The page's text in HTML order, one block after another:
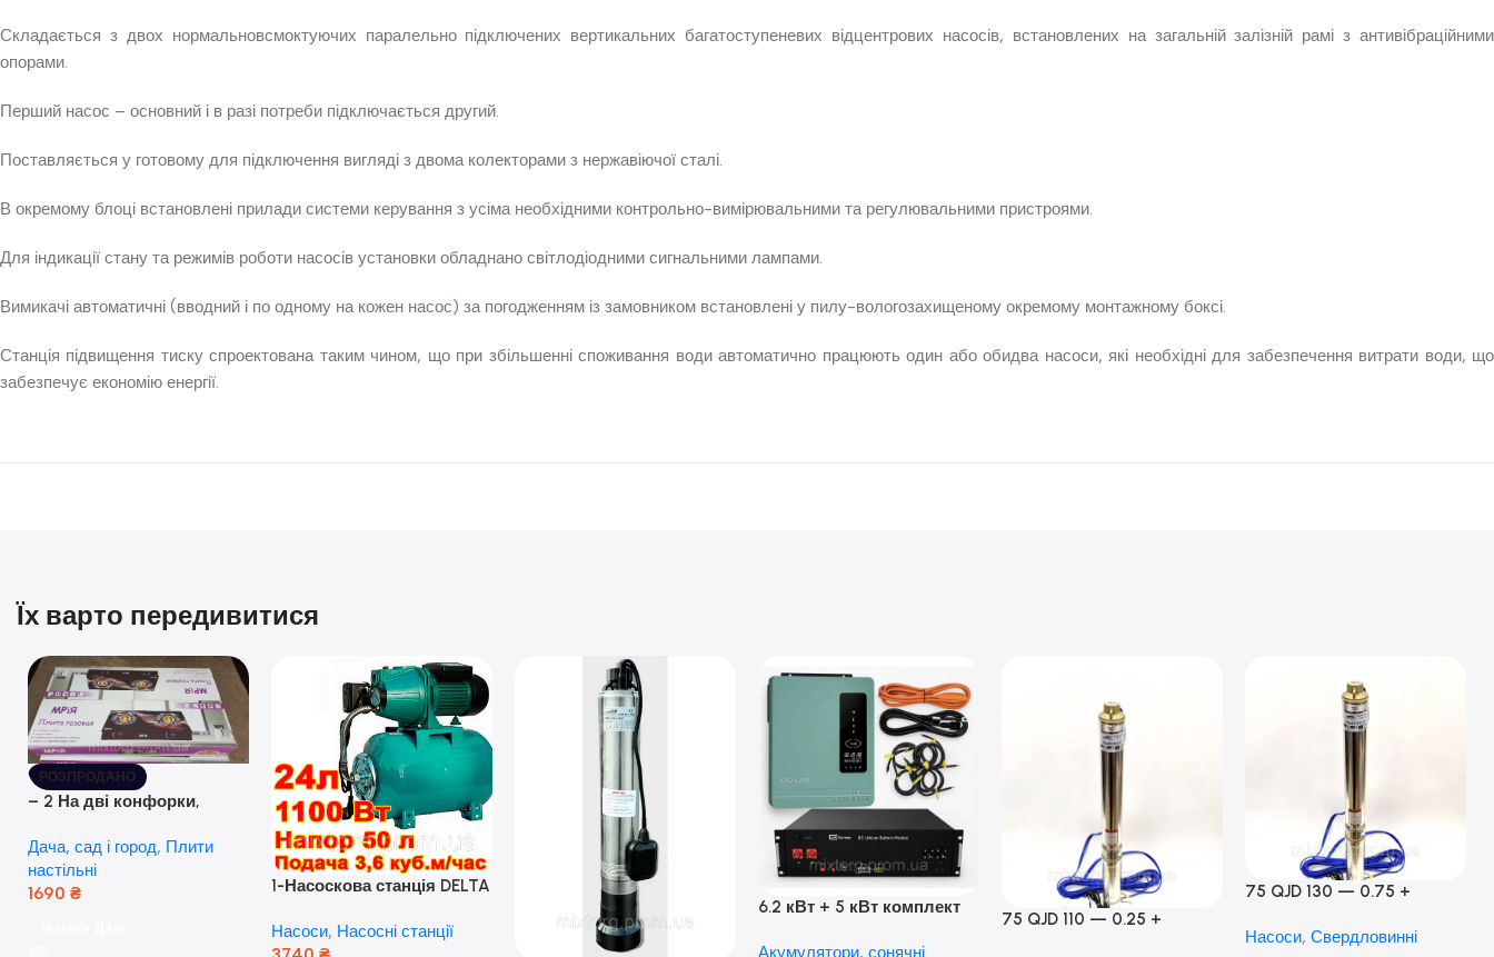
Складається з двох нормальновсмоктуючих паралельно підключених вертикальних багатоступеневих відцентрових насосів, встановлених на загальній залізній рамі з антивібраційними
опорами.
Перший насос – основний і в разі потреби підключається другий.
Поставляється у готовому для підключення вигляді з двома колекторами з нержавіючої сталі.
В окремому блоці встановлені прилади системи керування з усіма необхідними контрольно-вимірювальними та регулювальними пристроями.
Для індикації стану та режимів роботи насосів установки обладнано світлодіодними сигнальними лампами.
Вимикачі автоматичні (вводний і по одному на кожен насос) за погодженням із замовником встановлені у пилу-вологозахищеному окремому монтажному боксі.
Станція підвищення тиску спроектована таким чином, що при збільшенні споживання води автоматично працюють один або обидва насоси, які необхідні для забезпечення витрати води, що
забезпечує економію енергії.
Їх варто передивитися
РОЗПРОДАНО
– 2 На дві конфорки,
розпалюванням.
Дача, сад і город, Плити
настільні
1690 ₴
1-Насоскова станція DELTA
кВт) ( Польща)
Насоси, Насосні станції
6.2 кВт + 5 кВт комплект
Акумулятори, сонячні
75 QJD 110 — 0.25 +
75 QJD 130 — 0.75 +
Насоси, Свердловинні